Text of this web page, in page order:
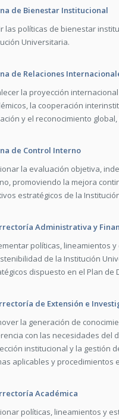
de Bienestar Institucional
las políticas de bienestar
Universitaria.
de Relaciones
la proyección
la cooperación
y el reconocimiento
de Control Interno
la evaluación objetiva,
promoviendo la mejora
estratégicos de la
Administrativa y
políticas, lineamientos
de la Institución
dispuesto en el Plan de
de Extensión e
la generación de
con las necesidades del
institucional y la gestión
aplicables y procedimientos
Académica
políticas, lineamientos y